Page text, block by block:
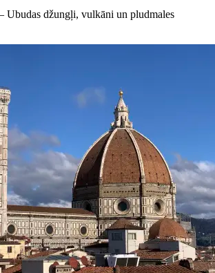
Ubudas džungļi, vulkāni un pludmales